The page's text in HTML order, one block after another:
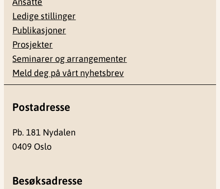
Ledige stillinger
Publikasjoner
Prosjekter
Seminarer og arrangementer
Meld deg på vårt nyhetsbrev
Postadresse
Pb. 181 Nydalen
0409 Oslo
Besøksadresse